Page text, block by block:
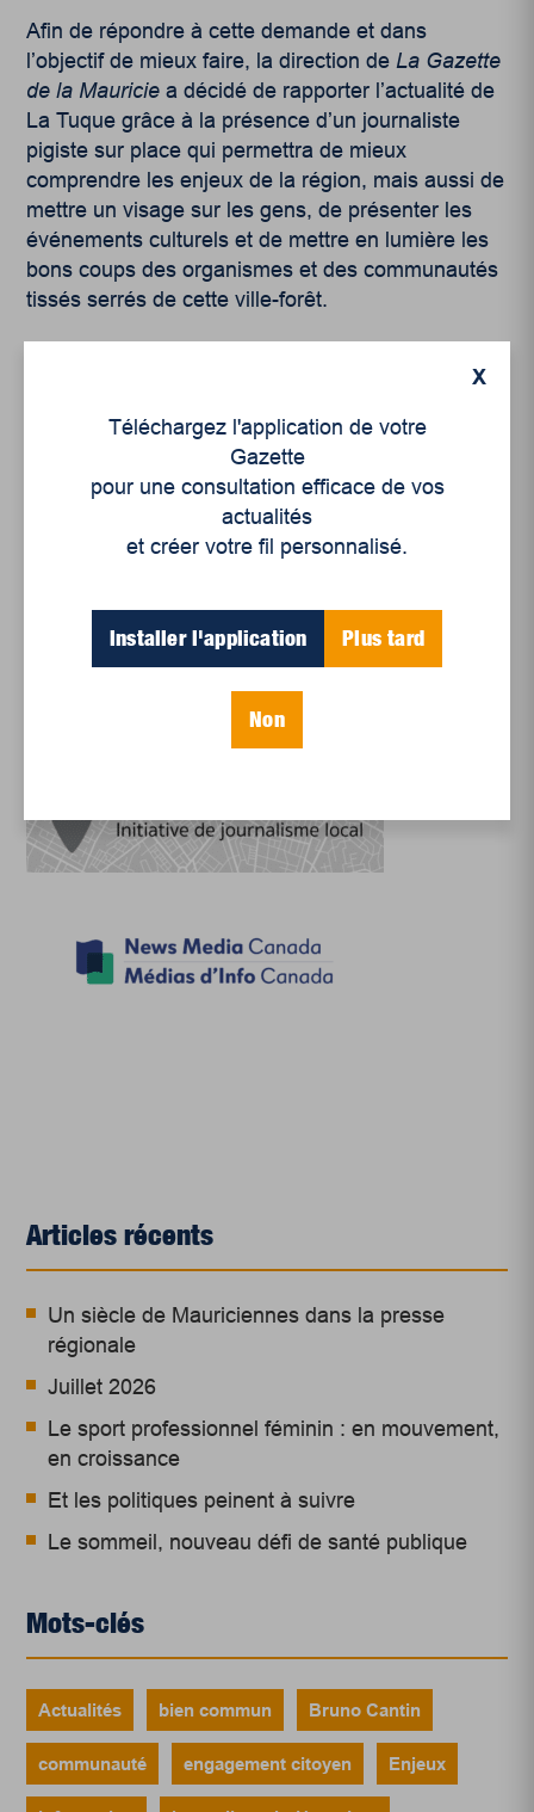
Afin de répondre à cette demande et dans
l’objectif de mieux faire, la direction deLa Gazette
de la Mauricie a décidé de rapporter l’actualité de
La Tuque grâce à la présence d’un journaliste
pigiste sur place qui permettra de mieux
comprendre les enjeux de la région, mais aussi de
mettre un visage sur les gens, de présenter les
événements culturels et de mettre en lumière les
bons coups des organismes et des communautés
tissés serrés de cette ville-forêt.
Tourisme La Tuque
Portrait de santé : Haut-St-Maurice
Initiative de journalisme local
Articles récents
Un siècle de Mauriciennes dans la presse
régionale
Juillet 2026
Le sport professionnel féminin : en mouvement,
en croissance
Et les politiques peinent à suivre
Le sommeil, nouveau défi de santé publique
Mots-clés
Actualités bien commun Bruno Cantin
communauté engagement citoyen Enjeux
X
Téléchargez l'application de votre
Gazette
pour une consultation efficace de vos
actualités
et créer votre fil personnalisé.
Installer l'application Plus tard
Non